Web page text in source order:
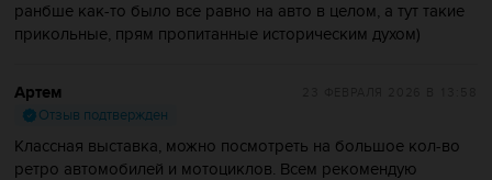
ранбше как-то было все равно на авто в целом, а тут такие
прикольные, прям пропитанные историческим духом)
Артем
Отзыв подтвержден
Классная выставка, можно посмотреть на большое кол-во
ретро автомобилей и мотоциклов. Всем рекомендую